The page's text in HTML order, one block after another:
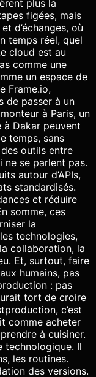
plus la
figées, mais
d’échanges, où
temps réel, quel
cloud est au
comme une
un espace de
Frame.io,
de passer à un
à Paris, un
Dakar peuvent
temps, sans
outils entre
se parlent pas.
autour d’APIs,
standardisés.
et réduire
somme, ces
la
technologies,
collaboration, la
Et, surtout, faire
humains, pas
: pas
tort de croire
c’est
comme acheter
à cuisiner.
technologique. Il
les routines.
des versions.